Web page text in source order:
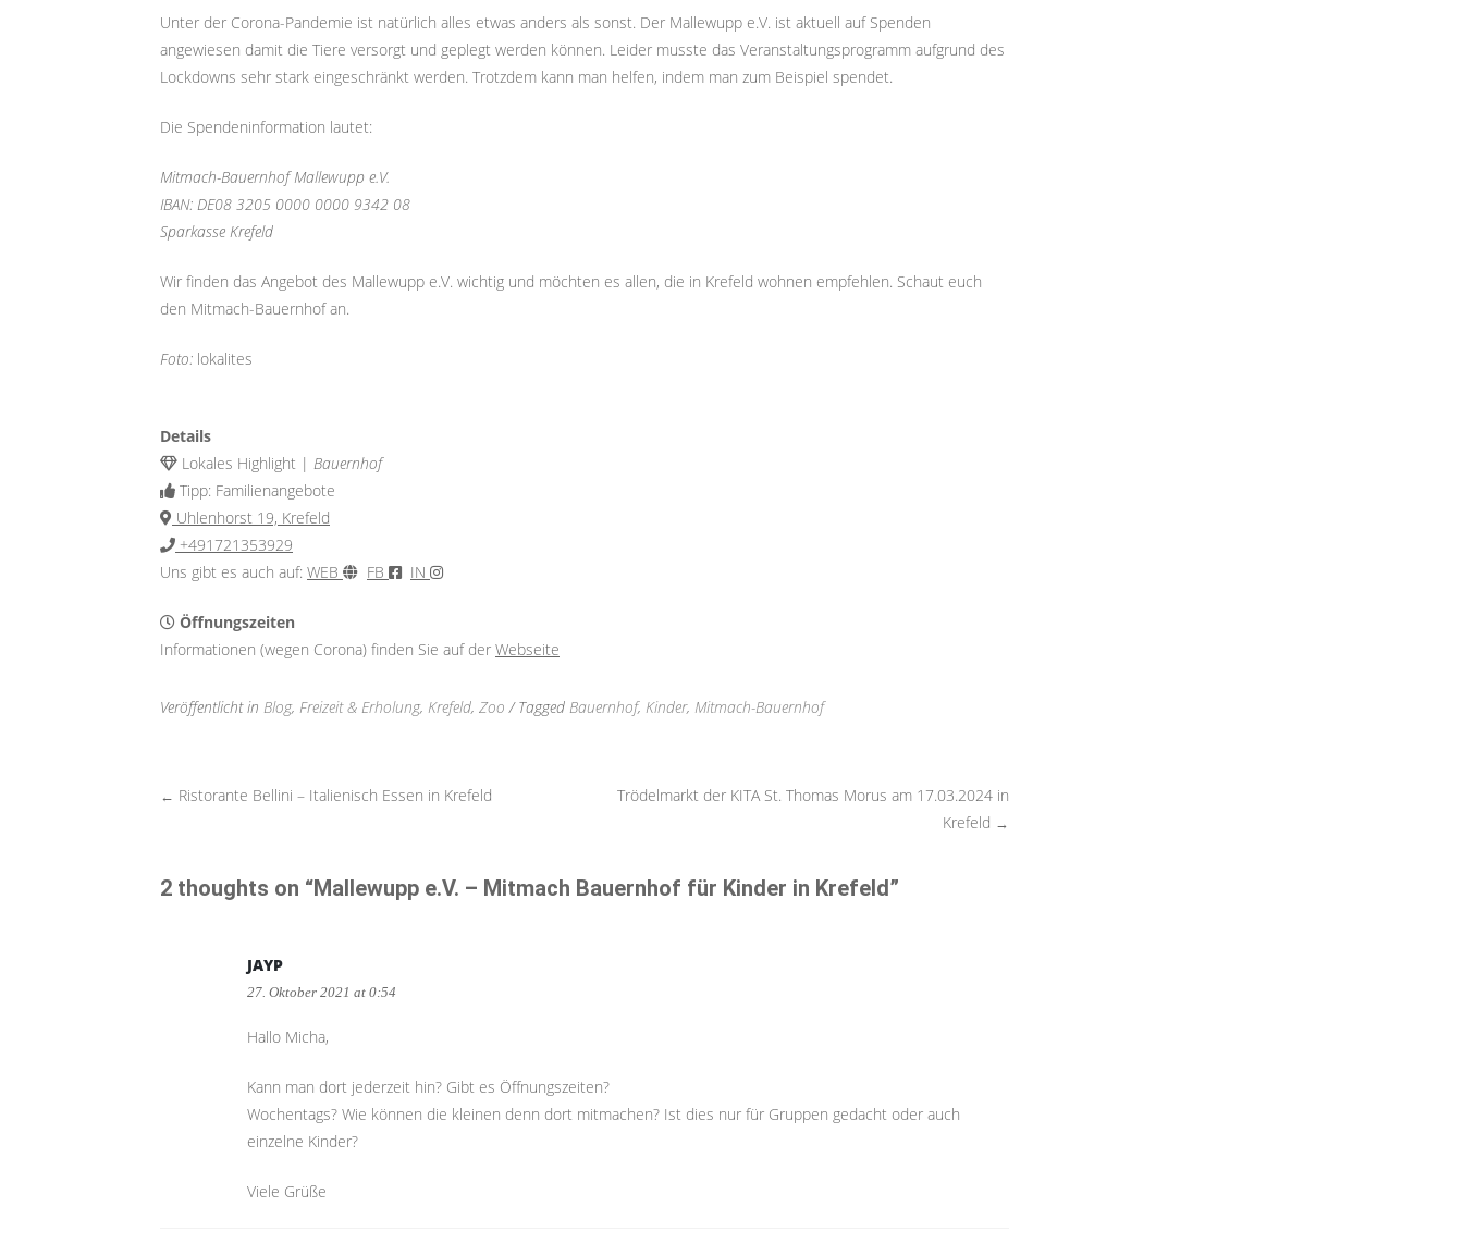
Unter der Corona-Pandemie ist natürlich alles etwas anders als sonst. Der Mallewupp e.V. ist aktuell auf Spenden
angewiesen damit die Tiere versorgt und geplegt werden können. Leider musste das Veranstaltungsprogramm aufgrund des
Lockdowns sehr stark eingeschränkt werden. Trotzdem kann man helfen, indem man zum Beispiel spendet.
Die Spendeninformation lautet:
Mitmach-Bauernhof Mallewupp e.V.
IBAN: DE08 3205 0000 0000 9342 08
Sparkasse Krefeld
Wir finden das Angebot des Mallewupp e.V. wichtig und möchten es allen, die in Krefeld wohnen empfehlen. Schaut euch
den Mitmach-Bauernhof an.
Foto: lokalites
Details
Lokales Highlight | Bauernhof
Tipp: Familienangebote
Uhlenhorst 19, Krefeld
+491721353929
Uns gibt es auch auf: WEB FB IN
Öffnungszeiten
Informationen (wegen Corona) finden Sie auf der Webseite
Veröffentlicht in Blog, Freizeit & Erholung, Krefeld, Zoo / Tagged Bauernhof, Kinder, Mitmach-Bauernhof
Post
navigation
← Ristorante Bellini – Italienisch Essen in Krefeld
Trödelmarkt der KITA St. Thomas Morus am 17.03.2024 in
Krefeld →
2 thoughts on “Mallewupp e.V. – Mitmach Bauernhof für Kinder in Krefeld”
JAYP
27. Oktober 2021 at 0:54
Hallo Micha,
Kann man dort jederzeit hin? Gibt es Öffnungszeiten?
Wochentags? Wie können die kleinen denn dort mitmachen? Ist dies nur für Gruppen gedacht oder auch
einzelne Kinder?
Viele Grüße